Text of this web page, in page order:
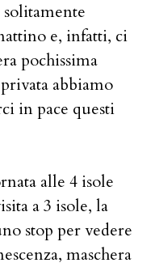
e, infatti, ci
pochissima
abbiamo
in pace questi
alle 4 isole
a 3 isole, la
stop per vedere
maschera